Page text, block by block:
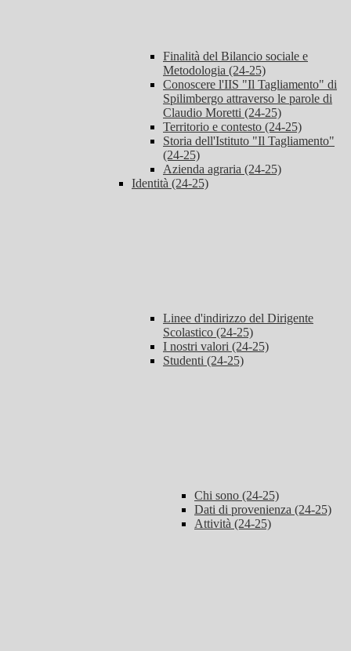
Finalità del Bilancio sociale e
Metodologia (24-25)
Conoscere l'IIS "Il Tagliamento" di
Spilimbergo attraverso le parole di
Claudio Moretti (24-25)
Territorio e contesto (24-25)
Storia dell'Istituto "Il Tagliamento"
(24-25)
Azienda agraria (24-25)
Identità (24-25)
Linee d'indirizzo del Dirigente
Scolastico (24-25)
I nostri valori (24-25)
Studenti (24-25)
Chi sono (24-25)
Dati di provenienza (24-25)
Attività (24-25)